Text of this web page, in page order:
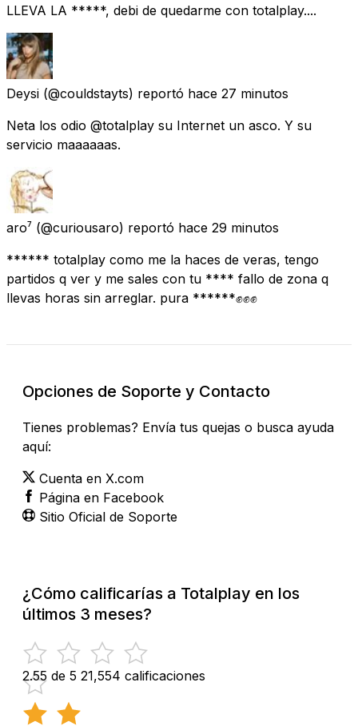
LLEVA LA *****, debi de quedarme con totalplay....
Deysi (@couldstayts) reportó hace 27 minutos
Neta los odio @totalplay su Internet un asco. Y su
servicio maaaaaas.
aro⁷ (@curiousaro) reportó hace 29 minutos
****** totalplay como me la haces de veras, tengo
partidos q ver y me sales con tu **** fallo de zona q
llevas horas sin arreglar. pura ******✊✊✊
Opciones de Soporte y Contacto
Tienes problemas? Envía tus quejas o busca ayuda
aquí:
Cuenta en X.com
Página en Facebook
Sitio Oficial de Soporte
¿Cómo calificarías a Totalplay en los
últimos 3 meses?
2.55 de 5 21,554 calificaciones